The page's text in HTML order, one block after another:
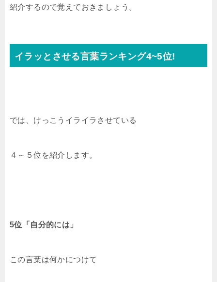
紹介するので覚えておきましょう。
イラッとさせる言葉ランキング4~5位!
では、けっこうイライラさせている
４～５位を紹介します。
5位「自分的には」
この言葉は何かにつけて